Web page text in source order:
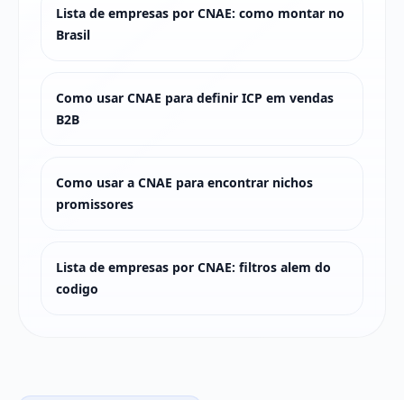
Lista de empresas por CNAE: como montar no
Brasil
Como usar CNAE para definir ICP em vendas
B2B
Como usar a CNAE para encontrar nichos
promissores
Lista de empresas por CNAE: filtros alem do
codigo